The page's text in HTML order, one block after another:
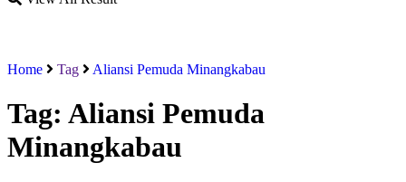
Home Tag Aliansi Pemuda Minangkabau
Tag: Aliansi Pemuda
Minangkabau